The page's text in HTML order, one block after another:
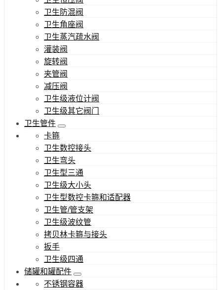
卫生防混阀
卫生角座阀
卫生蒸汽疏水阀
灌装阀
旋转阀
夹管阀
减压阀
卫生级液位计阀
卫生级其它阀门
卫生管件
卡箍
卫生数控接头
卫生弯头
卫生型三通
卫生级大小头
卫生型数控卡箍和适配器
卫生管/管支架
卫生级波纹管
拷贝林卡箍与接头
扳手
卫生级四通
储罐和罐配件
不锈钢容器